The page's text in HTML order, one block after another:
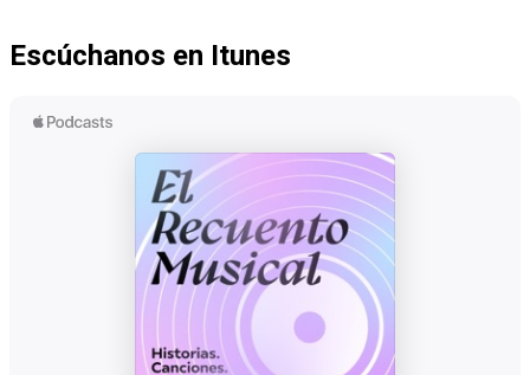
Escúchanos en Itunes